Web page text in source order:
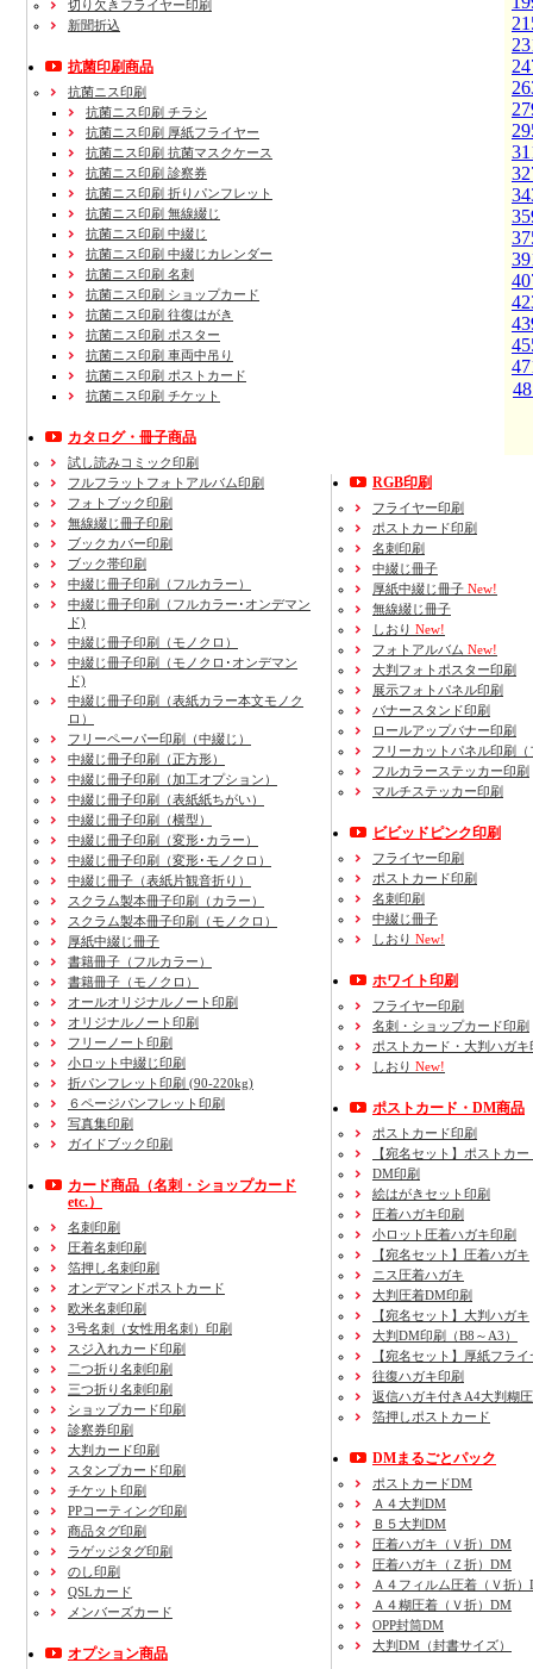
切り欠きフライヤー印刷
新聞折込
抗菌印刷商品
抗菌ニス印刷
抗菌ニス印刷 チラシ
抗菌ニス印刷 厚紙フライヤー
抗菌ニス印刷 抗菌マスクケース
抗菌ニス印刷 診察券
抗菌ニス印刷 折りパンフレット
抗菌ニス印刷 無線綴じ
抗菌ニス印刷 中綴じ
抗菌ニス印刷 中綴じカレンダー
抗菌ニス印刷 名刺
抗菌ニス印刷 ショップカード
抗菌ニス印刷 往復はがき
抗菌ニス印刷 ポスター
抗菌ニス印刷 車両中吊り
抗菌ニス印刷 ポストカード
抗菌ニス印刷 チケット
カタログ・冊子商品
試し読みコミック印刷
フルフラットフォトアルバム印刷
フォトブック印刷
無線綴じ冊子印刷
ブックカバー印刷
ブック帯印刷
中綴じ冊子印刷（フルカラー）
中綴じ冊子印刷（フルカラー･オンデマン
ド)
中綴じ冊子印刷（モノクロ）
中綴じ冊子印刷（モノクロ･オンデマン
ド)
中綴じ冊子印刷（表紙カラー本文モノク
ロ）
フリーペーパー印刷
（中綴じ）
中綴じ冊子印刷
（正方形）
中綴じ冊子印刷
（加工オプション）
中綴じ冊子印刷
（表紙紙ちがい）
中綴じ冊子印刷
（横型）
中綴じ冊子印刷
（変形･カラー）
中綴じ冊子印刷
（変形･モノクロ）
中綴じ冊子（表紙片観音折り）
スクラム製本冊子印刷
（カラー）
スクラム製本冊子印刷
（モノクロ）
厚紙中綴じ冊子
書籍冊子 （フルカラー）
書籍冊子 （モノクロ）
オールオリジナルノート印刷
オリジナルノート印刷
フリーノート印刷
小ロット中綴じ印刷
折パンフレット印刷 (90-220kg)
６ページパンフレット印刷
写真集印刷
ガイドブック印刷
カード商品 （名刺・ショップカード
etc.）
名刺印刷
圧着名刺印刷
箔押し名刺印刷
オンデマンドポストカード
欧米名刺印刷
3号名刺
（女性用名刺） 印刷
スジ入れカード印刷
二つ折り名刺印刷
三つ折り名刺印刷
ショップカード印刷
診察券印刷
大判カード印刷
スタンプカード印刷
チケット印刷
PPコーティング印刷
商品タグ印刷
ラゲッジタグ印刷
のし印刷
QSLカード
メンバーズカード
オプション商品
RGB印刷
フライヤー印刷
ポストカード印刷
名刺印刷
中綴じ冊子
厚紙中綴じ冊子 New!
無線綴じ冊子
しおり New!
フォトアルバム New!
大判フォトポスター印刷
展示フォトパネル印刷
バナースタンド印刷
ロールアップバナー印刷
フリーカットパネル印刷（
フルカラーステッカー印刷
マルチステッカー印刷
ビビッドピンク印刷
フライヤー印刷
ポストカード印刷
名刺印刷
中綴じ冊子
しおり New!
ホワイト印刷
フライヤー印刷
名刺・ショップカード印刷
ポストカード・大判ハガキ
しおり New!
ポストカード・DM商品
ポストカード印刷
【宛名セット】ポストカー
DM印刷
絵はがきセット印刷
圧着ハガキ印刷
小ロット圧着ハガキ印刷
【宛名セット】圧着ハガキ
ニス圧着ハガキ
大判圧着DM印刷
【宛名セット】大判ハガキ
大判DM印刷（B8～A3）
【宛名セット】厚紙フライ
往復ハガキ印刷
返信ハガキ付きA4大判糊
箔押しポストカード
DMまるごとパック
ポストカードDM
Ａ４大判DM
Ｂ５大判DM
圧着ハガキ（Ｖ折）DM
圧着ハガキ（Ｚ折）DM
Ａ４フィルム圧着（Ｖ折）
Ａ４糊圧着（Ｖ折）DM
OPP封筒DM
大判DM（封書サイズ）